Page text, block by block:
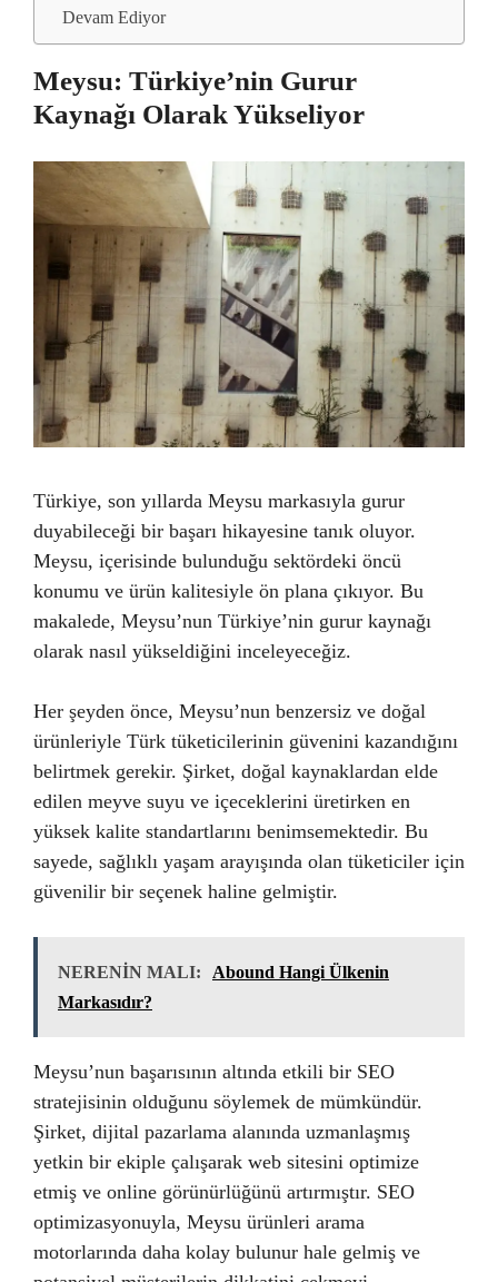
Devam Ediyor
Meysu: Türkiye’nin Gurur
Kaynağı Olarak Yükseliyor
Türkiye, son yıllarda Meysu markasıyla gurur
duyabileceği bir başarı hikayesine tanık oluyor.
Meysu, içerisinde bulunduğu sektördeki öncü
konumu ve ürün kalitesiyle ön plana çıkıyor. Bu
makalede, Meysu’nun Türkiye’nin gurur kaynağı
olarak nasıl yükseldiğini inceleyeceğiz.
Her şeyden önce, Meysu’nun benzersiz ve doğal
ürünleriyle Türk tüketicilerinin güvenini kazandığını
belirtmek gerekir. Şirket, doğal kaynaklardan elde
edilen meyve suyu ve içeceklerini üretirken en
yüksek kalite standartlarını benimsemektedir. Bu
sayede, sağlıklı yaşam arayışında olan tüketiciler için
güvenilir bir seçenek haline gelmiştir.
NERENİN MALI:
Abound Hangi Ülkenin
Markasıdır?
Meysu’nun başarısının altında etkili bir SEO
stratejisinin olduğunu söylemek de mümkündür.
Şirket, dijital pazarlama alanında uzmanlaşmış
yetkin bir ekiple çalışarak web sitesini optimize
etmiş ve online görünürlüğünü artırmıştır. SEO
optimizasyonuyla, Meysu ürünleri arama
motorlarında daha kolay bulunur hale gelmiş ve